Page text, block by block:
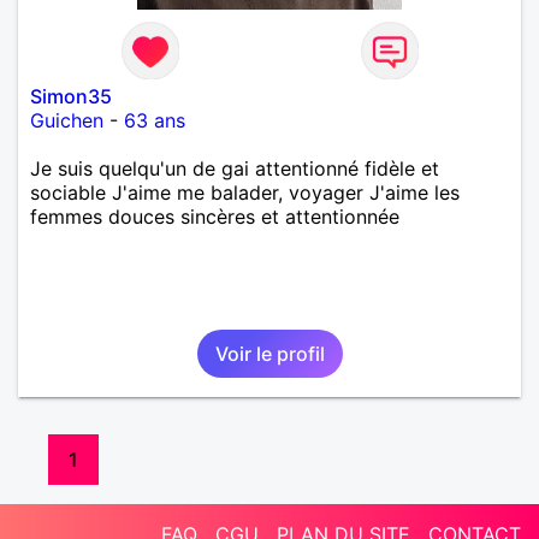
Simon35
Guichen - 63 ans
Je suis quelqu'un de gai attentionné fidèle et
sociable J'aime me balader, voyager J'aime les
femmes douces sincères et attentionnée
Voir le profil
1
FAQ CGU PLAN DU SITE CONTACT